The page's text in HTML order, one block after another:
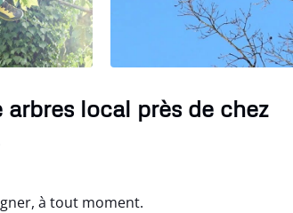
local près de chez
à tout moment.